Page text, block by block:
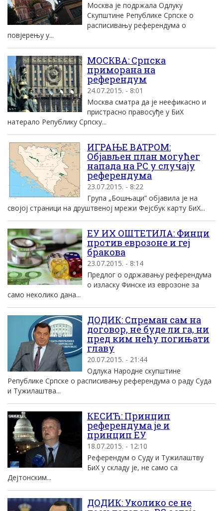
Москва је подржала Одлуку
Скупштине Републике Српске о
расписивању референдума о
повјерењу у...
МОСКВА: Српска
приморана на
референдум
24.07.2015. - 8:01
Москва сматра да је неефикасно и
пристрасно правосуђе у БиХ
натерало Републику Српску...
ИГРАЊЕ ВАТРОМ:
Објављен план могућег
напада на РС у случају
референдума
23.07.2015. - 8:22
Група „Бошњаци” објавила је на
својој страници на друштвеној мрежи Фејсбук карту БиХ...
ЕУ ИХ ОШТЕТИЛА: Финци
против еврозоне и геј
бракова
23.07.2015. - 8:14
Предлог о одржавању референдума
о изласку Финске из еврозоне за
само неколико дана...
ДОДИК: Спреман сам на
договор, не буде ли га, ни
пред ким нећу погињати
главу
20.07.2015. - 21:44
Одлука Народне скупштине
Републике Српске о расписивању референдума о раду Суда
и Тужилаштва...
КЕСИЋ: Принцип
референдума је и
принцип ЕУ
18.07.2015. - 12:10
Референдум о Суду и Тужилаштву
БиХ у складу је, не само са
Дејтонским...
ДОДИК: Уколико се не